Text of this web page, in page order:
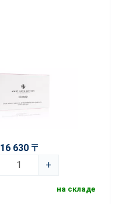
16 630 〒
+
на складе